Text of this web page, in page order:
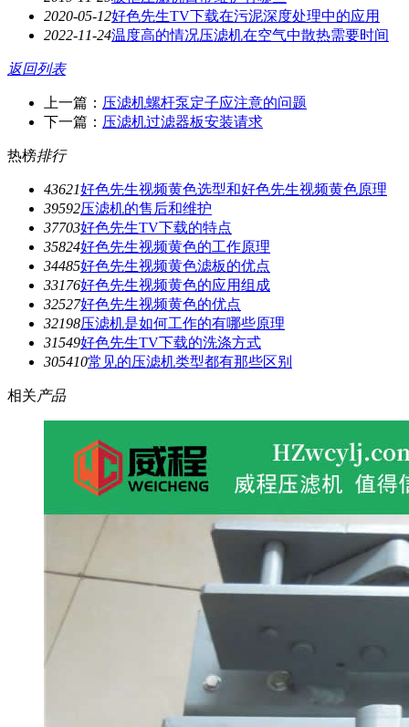
2020-05-12好色先生TV下载在污泥深度处理中的应用
2022-11-24温度高的情况压滤机在空气中散热需要时间
返回列表
上一篇： 压滤机螺杆泵定子应注意的问题
下一篇： 压滤机过滤器板安装请求
热榜排行
43621好色先生视频黄色选型和好色先生视频黄色原理
39592压滤机的售后和维护
37703好色先生TV下载的特点
35824好色先生视频黄色的工作原理
34485好色先生视频黄色滤板的优点
33176好色先生视频黄色的应用组成
32527好色先生视频黄色的优点
32198压滤机是如何工作的有哪些原理
31549好色先生TV下载的洗涤方式
305410常见的压滤机类型都有那些区别
相关产品